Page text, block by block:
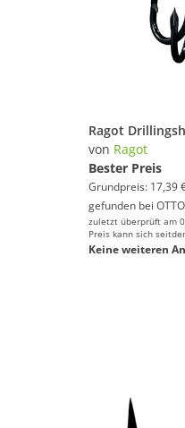
von Ragot
Bester Preis
Grundpreis: 17,39
gefunden bei OTTO
zuletzt überprüft am
Preis kann sich
Keine weiteren